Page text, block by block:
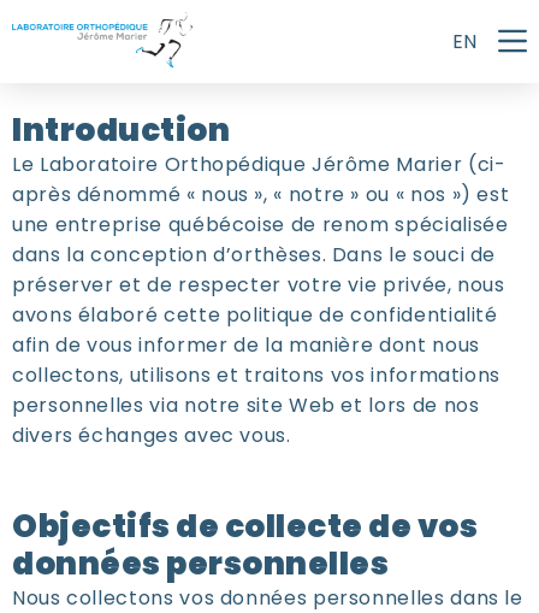
to
EN
Introduction
Le Laboratoire Orthopédique Jérôme Marier (ci-
après dénommé « nous », « notre » ou « nos ») est
une entreprise québécoise de renom spécialisée
dans la conception d’orthèses. Dans le souci de
préserver et de respecter votre vie privée, nous
avons élaboré cette politique de confidentialité
afin de vous informer de la manière dont nous
collectons, utilisons et traitons vos informations
personnelles via notre site Web et lors de nos
divers échanges avec vous.
Objectifs de collecte de vos
données personnelles
Nous collectons vos données personnelles dans le